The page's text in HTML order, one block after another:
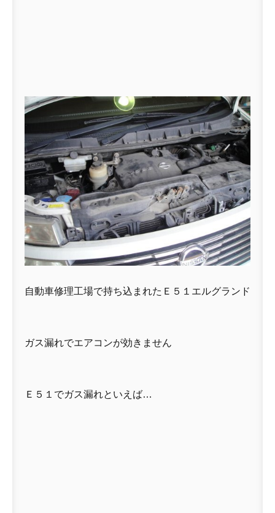
自動車修理工場で持ち込まれたＥ５１エルグランド
ガス漏れでエアコンが効きません
Ｅ５１でガス漏れといえば…